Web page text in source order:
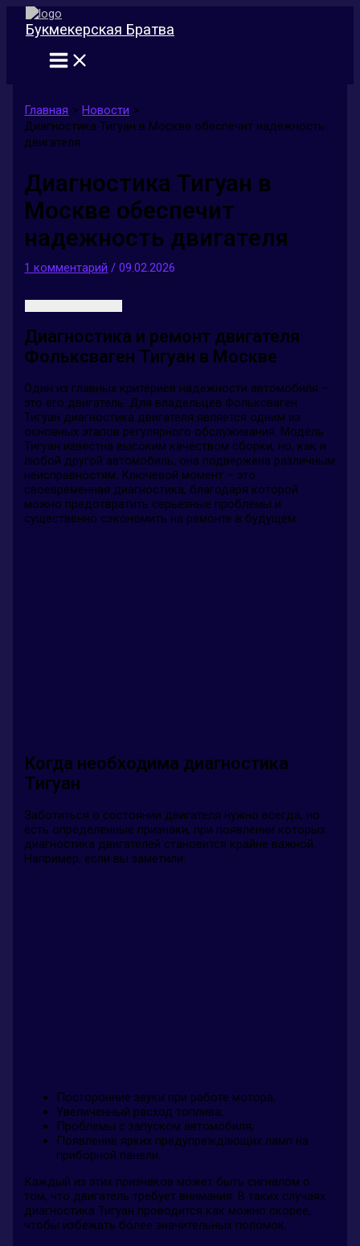
Перейти
содержимому
Букмекерская Братва
Главная
Новости
Диагностика Тигуан в Москве обеспечит надежность
двигателя
Диагностика Тигуан в
Москве обеспечит
надежность двигателя
1 комментарий /09.02.2026
Диагностика и ремонт двигателя
Фольксваген Тигуан в Москве
Один из главных критериев надежности автомобиля –
это его двигатель. Для владельцев Фольксваген
Тигуан диагностика двигателя является одним из
основных этапов регулярного обслуживания. Модель
Тигуан известна высоким качеством сборки, но, как и
любой другой автомобиль, она подвержена различным
неисправностям. Ключевой момент – это
своевременная диагностика, благодаря которой
можно предотвратить серьезные проблемы и
существенно сэкономить на ремонте в будущем.
Когда необходима диагностика
Тигуан
Заботиться о состоянии двигателя нужно всегда, но
есть определенные признаки, при появлении которых
диагностика двигателей становится крайне важной.
Например, если вы заметили:
Посторонние звуки при работе мотора;
Увеличенный расход топлива;
Проблемы с запуском автомобиля;
Появление ярких предупреждающих ламп на
приборной панели.
Каждый из этих признаков может быть сигналом о
том, что двигатель требует внимания. В таких случаях
диагностика Тигуан проводится как можно скорее,
чтобы избежать более значительных поломок.